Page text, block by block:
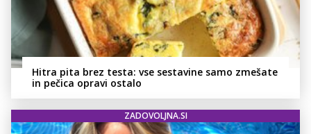
Hitra pita brez testa: vse sestavine samo zmešate
in pečica opravi ostalo
ZADOVOLJNA.SI